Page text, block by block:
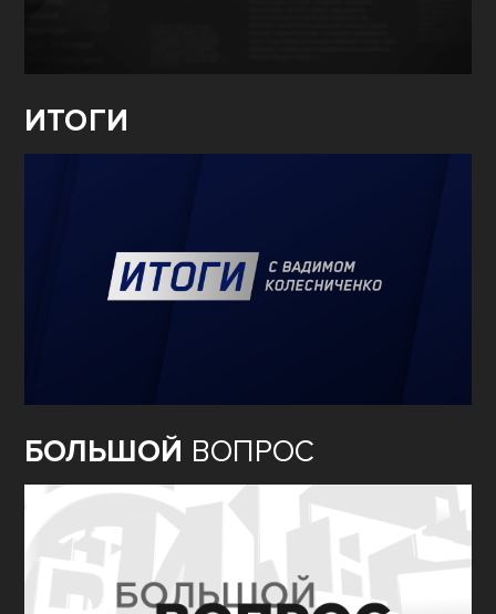
ИТОГИ
БОЛЬШОЙ ВОПРОС